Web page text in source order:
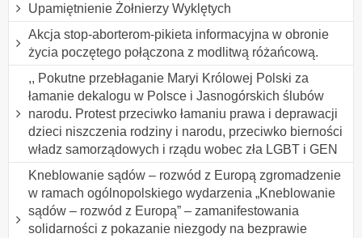
Upamiętnienie Żołnierzy Wyklętych
Akcja stop-aborterom-pikieta informacyjna w obronie
życia poczętego połączona z modlitwą różańcową.
,, Pokutne przebłaganie Maryi Królowej Polski za
łamanie dekalogu w Polsce i Jasnogórskich ślubów
narodu. Protest przeciwko łamaniu prawa i deprawacji
dzieci niszczenia rodziny i narodu, przeciwko bierności
władz samorządowych i rządu wobec zła LGBT i GEN
Kneblowanie sądów – rozwód z Europą zgromadzenie
w ramach ogólnopolskiego wydarzenia „Kneblowanie
sądów – rozwód z Europą” – zamanifestowania
solidarności z pokazanie niezgody na bezprawie